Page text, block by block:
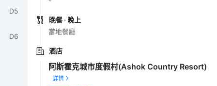
D5
D6
晚餐 · 晚上
當地餐廳
酒店
阿斯霍克城市度假村(Ashok Country Resort)